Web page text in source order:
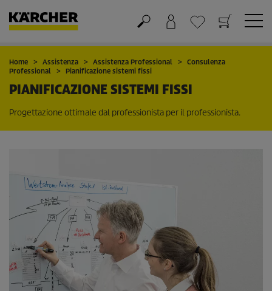
Carrello
Lista dei desideri
Home Assistenza Assistenza Professional
Consulenza
Professional
Pianificazione sistemi fissi
PIANIFICAZIONE SISTEMI FISSI
Progettazione ottimale dal professionista per il professionista.